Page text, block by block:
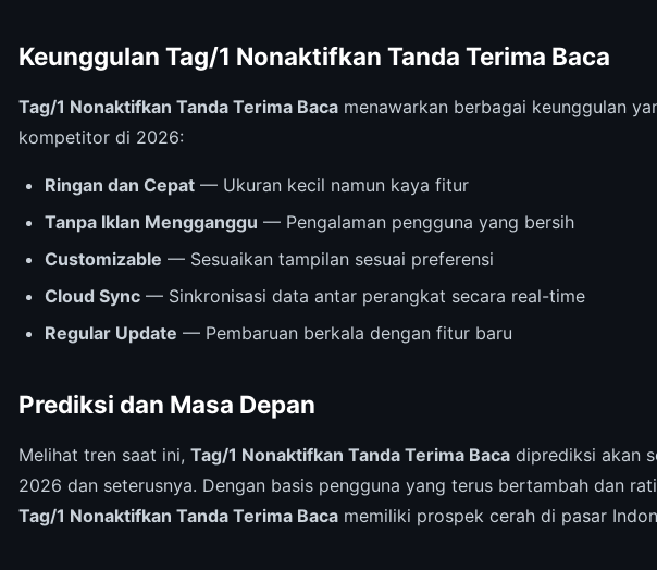
Keunggulan Tag/1 Nonaktifkan Tanda Terima Baca
Tag/1 Nonaktifkan Tanda Terima Baca menawarkan berbagai keunggulan
kompetitor di 2026:
Ringan dan Cepat — Ukuran kecil namun kaya fitur
Tanpa Iklan Mengganggu — Pengalaman pengguna yang bersih
Customizable — Sesuaikan tampilan sesuai preferensi
Cloud Sync — Sinkronisasi data antar perangkat secara real-time
Regular Update — Pembaruan berkala dengan fitur baru
Prediksi dan Masa Depan
Melihat tren saat ini, Tag/1 Nonaktifkan Tanda Terima Baca diprediksi akan
2026 dan seterusnya. Dengan basis pengguna yang terus bertambah dan
Tag/1 Nonaktifkan Tanda Terima Baca memiliki prospek cerah di pasar